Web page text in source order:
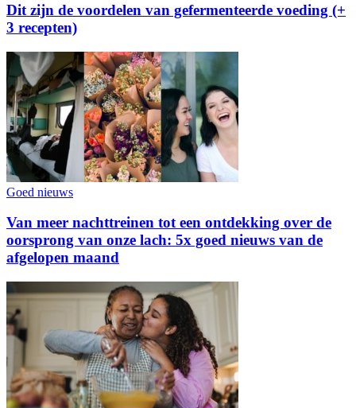
Dit zijn de voordelen van gefermenteerde voeding (+
3 recepten)
Goed nieuws
Van meer nachttreinen tot een ontdekking over de
oorsprong van onze lach: 5x goed nieuws van de
afgelopen maand